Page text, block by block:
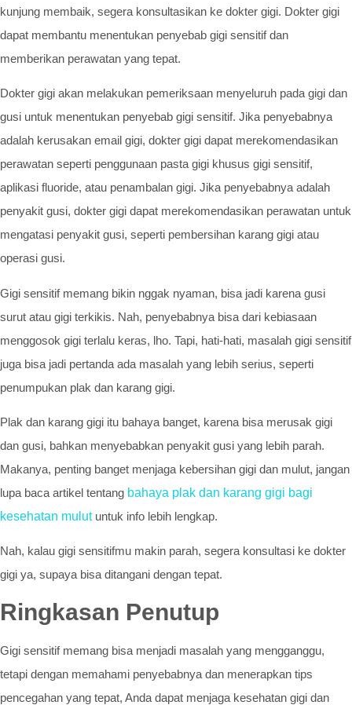
kunjung membaik, segera konsultasikan ke dokter gigi. Dokter gigi
dapat membantu menentukan penyebab gigi sensitif dan
memberikan perawatan yang tepat.
Dokter gigi akan melakukan pemeriksaan menyeluruh pada gigi dan
gusi untuk menentukan penyebab gigi sensitif. Jika penyebabnya
adalah kerusakan email gigi, dokter gigi dapat merekomendasikan
perawatan seperti penggunaan pasta gigi khusus gigi sensitif,
aplikasi fluoride, atau penambalan gigi. Jika penyebabnya adalah
penyakit gusi, dokter gigi dapat merekomendasikan perawatan untuk
mengatasi penyakit gusi, seperti pembersihan karang gigi atau
operasi gusi.
Gigi sensitif memang bikin nggak nyaman, bisa jadi karena gusi
surut atau gigi terkikis. Nah, penyebabnya bisa dari kebiasaan
menggosok gigi terlalu keras, lho. Tapi, hati-hati, masalah gigi sensitif
juga bisa jadi pertanda ada masalah yang lebih serius, seperti
penumpukan plak dan karang gigi.
Plak dan karang gigi itu bahaya banget, karena bisa merusak gigi
dan gusi, bahkan menyebabkan penyakit gusi yang lebih parah.
Makanya, penting banget menjaga kebersihan gigi dan mulut, jangan
lupa baca artikel tentang bahaya plak dan karang gigi bagi
kesehatan mulut untuk info lebih lengkap.
Nah, kalau gigi sensitifmu makin parah, segera konsultasi ke dokter
gigi ya, supaya bisa ditangani dengan tepat.
Ringkasan Penutup
Gigi sensitif memang bisa menjadi masalah yang mengganggu,
tetapi dengan memahami penyebabnya dan menerapkan tips
pencegahan yang tepat, Anda dapat menjaga kesehatan gigi dan